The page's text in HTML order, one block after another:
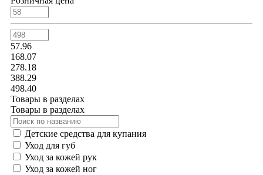
57.96
168.07
278.18
388.29
498.40
Товары в разделах
Товары в разделах
Детские средства для купания
Уход для губ
Уход за кожей рук
Уход за кожей ног